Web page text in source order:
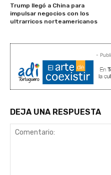
Trump llegó a China para
impulsar negocios con los
ultrarricos norteamericanos
-
DEJA UNA RESPUESTA